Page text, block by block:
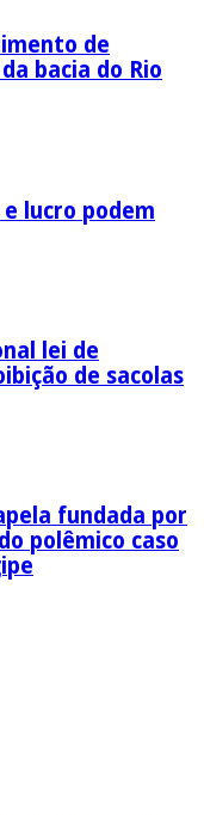
de
bacia do Rio
lucro podem
lei de
de sacolas
fundada por
polêmico caso